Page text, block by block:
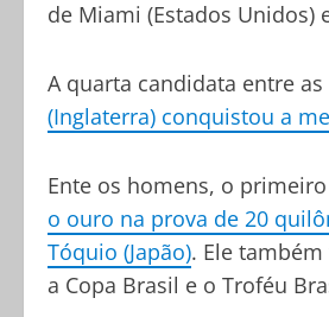
de Miami (Estados Unidos)
A quarta candidata entre
(Inglaterra) conquistou a
Ente os homens, o
o ouro na prova de 20
Tóquio (Japão). Ele
a Copa Brasil e o Troféu